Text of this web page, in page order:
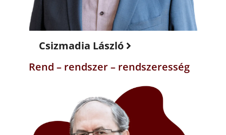
Csizmadia László
Rend – rendszer – rendszeresség